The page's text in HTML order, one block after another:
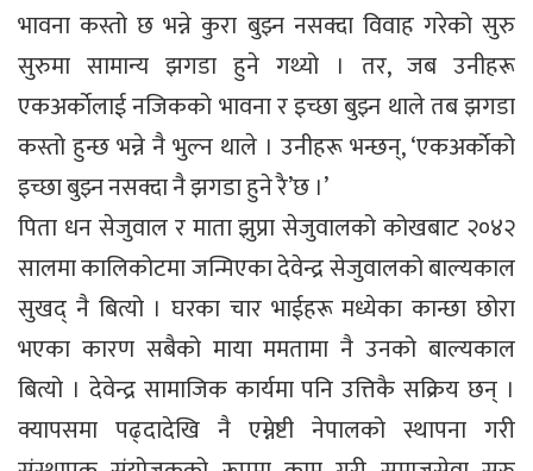
भावना कस्तो छ भन्ने कुरा बुझ्न नसक्दा विवाह गरेको सुरु
सुरुमा सामान्य झगडा हुने गथ्यो । तर, जब उनीहरू
एकअर्काेलाई नजिकको भावना र इच्छा बुझ्न थाले तब झगडा
कस्तो हुन्छ भन्ने नै भुल्न थाले । उनीहरू भन्छन्, ‘एकअर्काेको
इच्छा बुझ्न नसक्दा नै झगडा हुने रै’छ ।’
पिता धन सेजुवाल र माता झुप्रा सेजुवालको कोखबाट २०४२
सालमा कालिकोटमा जन्मिएका देवेन्द्र सेजुवालको बाल्यकाल
सुखद् नै बित्यो । घरका चार भाईहरू मध्येका कान्छा छोरा
भएका कारण सबैको माया ममतामा नै उनको बाल्यकाल
बित्यो । देवेन्द्र सामाजिक कार्यमा पनि उत्तिकै सक्रिय छन् ।
क्यापसमा पढ्दादेखि नै एम्नेष्टी नेपालको स्थापना गरी